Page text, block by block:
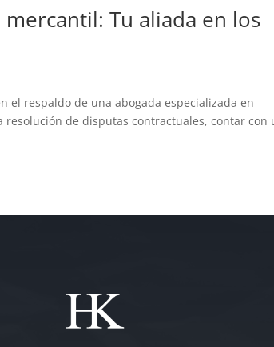
Tu aliada en los
el respaldo de una abogada especializada en
de disputas contractuales, contar con